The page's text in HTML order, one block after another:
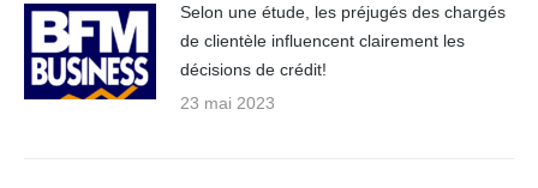
Selon une étude, les préjugés des chargés
de clientèle influencent clairement les
décisions de crédit!
23 mai 2023